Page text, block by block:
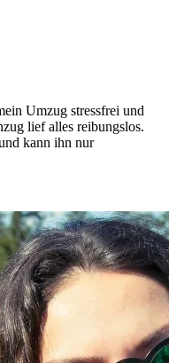
Umzug stressfrei und
lief alles reibungslos.
kann ihn nur